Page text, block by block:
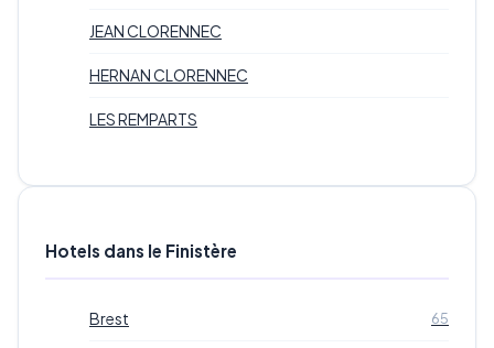
JEAN CLORENNEC
HERNAN CLORENNEC
LES REMPARTS
Hotels dans le Finistère
Brest 65